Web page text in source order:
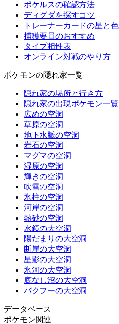
ポケルスの確認方法
ディグダを探すコツ
トレーナーカードの星と色
捕獲要員のおすすめ
タイプ相性表
オンライン対戦のやり方
ポケモンの隠れ家一覧
隠れ家の場所と行き方
隠れ家の出現ポケモン一覧
広めの空洞
草原の空洞
地下水脈の空洞
岩石の空洞
マグマの空洞
湿原の空洞
輝きの空洞
吹雪の空洞
氷柱の空洞
河岸の空洞
熱砂の空洞
水鏡の大空洞
陽だまりの大空洞
断崖の大空洞
星影の大空洞
氷河の大空洞
底なし沼の大空洞
バクフーの大空洞
データベース
ポケモン関連